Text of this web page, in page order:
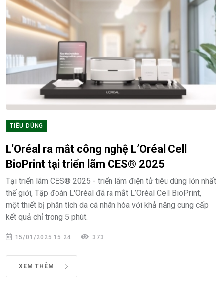
TIÊU DÙNG
L'Oréal ra mắt công nghệ L’Oréal Cell
BioPrint tại triển lãm CES® 2025
Tại triển lãm CES® 2025 - triển lãm điện tử tiêu dùng lớn nhất
thế giới, Tập đoàn L'Oréal đã ra mắt L’Oréal Cell BioPrint,
một thiết bị phân tích da cá nhân hóa với khả năng cung cấp
kết quả chỉ trong 5 phút.
15/01/2025 15:24 373
XEM THÊM